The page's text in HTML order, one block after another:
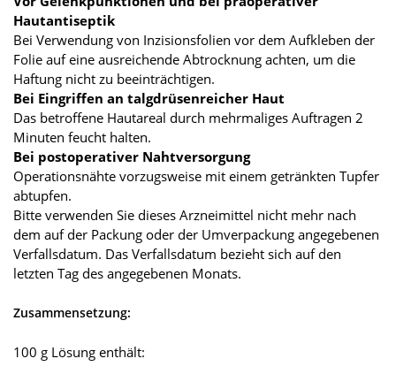
Hautantiseptik
Bei Verwendung von Inzisionsfolien vor dem Aufkleben der
Folie auf eine ausreichende Abtrocknung achten, um die
Haftung nicht zu beeinträchtigen.
Bei Eingriffen an talgdrüsenreicher Haut
Das betroffene Hautareal durch mehrmaliges Auftragen 2
Minuten feucht halten.
Bei postoperativer Nahtversorgung
Operationsnähte vorzugsweise mit einem getränkten Tupfer
abtupfen.
Bitte verwenden Sie dieses Arzneimittel nicht mehr nach
dem auf der Packung oder der Umverpackung angegebenen
Verfallsdatum. Das Verfallsdatum bezieht sich auf den
letzten Tag des angegebenen Monats.
Zusammensetzung:
100 g Lösung enthält: